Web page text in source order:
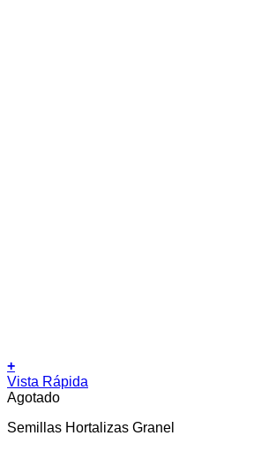
+
Vista Rápida
Agotado
Semillas Hortalizas Granel